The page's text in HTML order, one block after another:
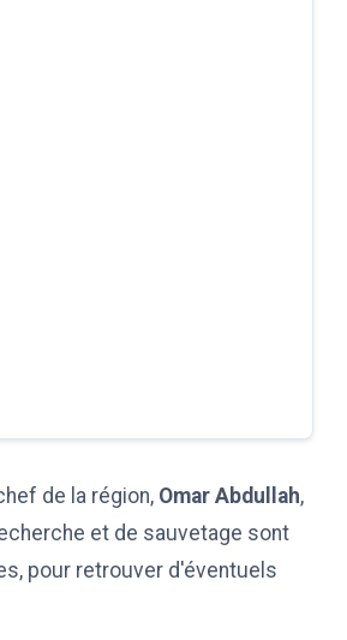
de la région, Omar Abdullah,
et de sauvetage sont
pour retrouver d'éventuels